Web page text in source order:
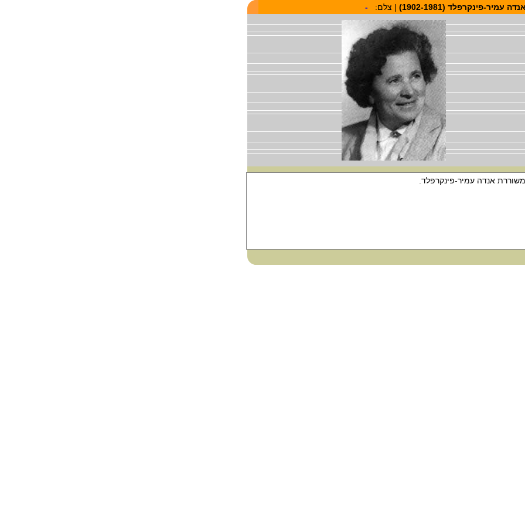
עמיר-פינקרפלד (1902-1981) | צלם: -
אנדה עמיר-פינקרפלד.